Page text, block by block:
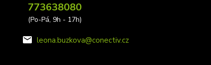
773638080
(Po-Pá, 9h - 17h)
leona.buzkova@conectiv.cz